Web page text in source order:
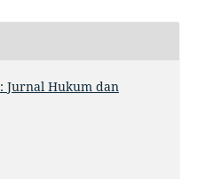
Jurnal Hukum dan